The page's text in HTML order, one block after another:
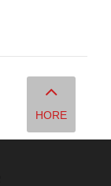
HORE